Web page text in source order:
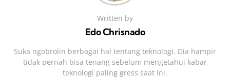
Written by
Edo Chrisnado
Suka ngobrolin berbagai hal tentang teknologi. Dia hampir
tidak pernah bisa tenang sebelum mengetahui kabar
teknologi paling gress saat ini.